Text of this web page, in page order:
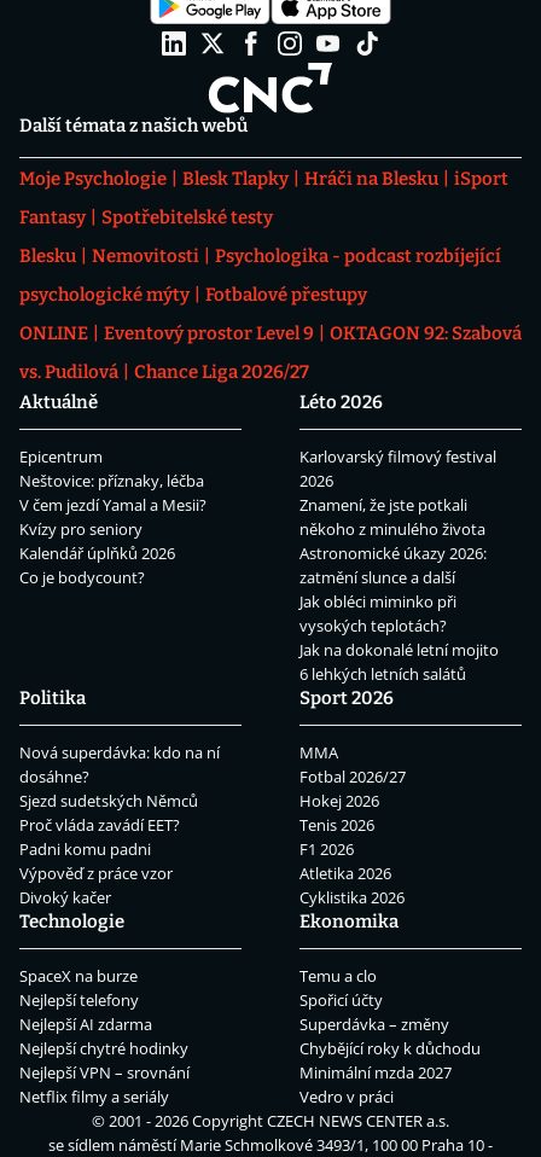
Další témata z našich webů
Moje Psychologie Blesk Tlapky Hráči na Blesku
iSport
Fantasy
Spotřebitelské testy
Blesku
Nemovitosti
Psychologika - podcast rozbíjející
psychologické mýty
Fotbalové přestupy
ONLINE
Eventový prostor Level 9
OKTAGON 92: Szabová
vs. Pudilová
Chance Liga 2026/27
Aktuálně
Epicentrum
Neštovice: příznaky, léčba
V čem jezdí Yamal a Mesii?
Kvízy pro seniory
Kalendář úplňků 2026
Co je bodycount?
Léto 2026
Karlovarský filmový festival
2026
Znamení, že jste potkali
někoho z minulého života
Astronomické úkazy 2026:
zatmění slunce a další
Jak obléci miminko při
vysokých teplotách?
Jak na dokonalé letní mojito
6 lehkých letních salátů
Politika
Nová superdávka: kdo na ní
dosáhne?
Sjezd sudetských Němců
Proč vláda zavádí EET?
Padni komu padni
Výpověď z práce vzor
Divoký kačer
Sport 2026
MMA
Fotbal 2026/27
Hokej 2026
Tenis 2026
F1 2026
Atletika 2026
Cyklistika 2026
Technologie
SpaceX na burze
Nejlepší telefony
Nejlepší AI zdarma
Nejlepší chytré hodinky
Nejlepší VPN – srovnání
Netflix filmy a seriály
Ekonomika
Temu a clo
Spořicí účty
Superdávka – změny
Chybějící roky k důchodu
Minimální mzda 2027
Vedro v práci
© 2001 - 2026 CopyrightCZECH NEWS CENTER a.s.
se sídlem náměstí Marie Schmolkové 3493/1, 100 00 Praha 10 -